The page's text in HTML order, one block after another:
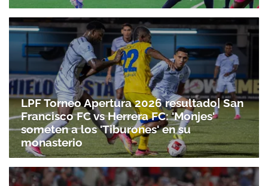
LPF Torneo Apertura 2026 resultado| San
Francisco FC vs Herrera FC: 'Monjes'
someten a los 'Tiburones' en su
monasterio